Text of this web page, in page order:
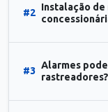
#2
Instalação
#3
Alarmes
rastreadores?